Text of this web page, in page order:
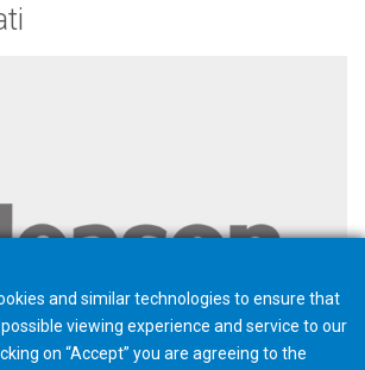
and similar technologies to ensure that
viewing experience and service to our
on “Accept” you are agreeing to the